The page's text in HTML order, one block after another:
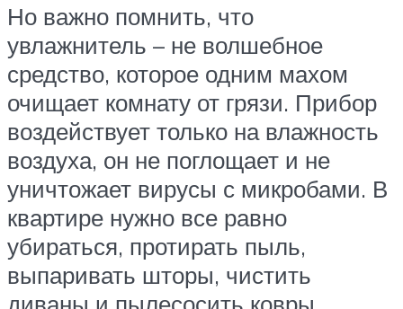
Но важно помнить, что
увлажнитель – не волшебное
средство, которое одним махом
очищает комнату от грязи. Прибор
воздействует только на влажность
воздуха, он не поглощает и не
уничтожает вирусы с микробами. В
квартире нужно все равно
убираться, протирать пыль,
выпаривать шторы, чистить